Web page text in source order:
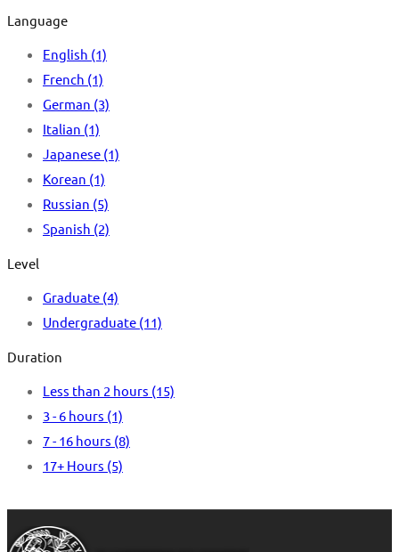
Language
English (1)
French (1)
German (3)
Italian (1)
Japanese (1)
Korean (1)
Russian (5)
Spanish (2)
Level
Graduate (4)
Undergraduate (11)
Duration
Less than 2 hours (15)
3 - 6 hours (1)
7 - 16 hours (8)
17+ Hours (5)